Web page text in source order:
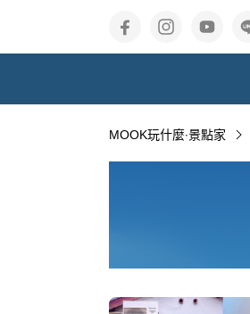
MOOK玩什麼‧景點家